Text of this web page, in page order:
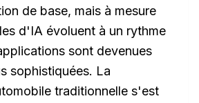
de base, mais à mesure
d'IA évoluent à un rythme
sont devenues
sophistiquées. La
traditionnelle s'est